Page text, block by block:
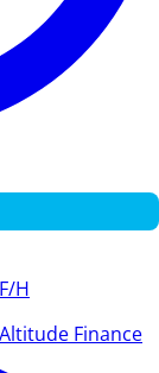
H
Altitude Finance